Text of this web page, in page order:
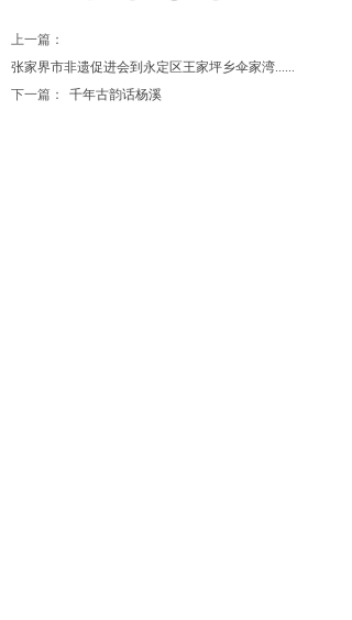
上一篇：
张家界市非遗促进会到永定区王家坪乡伞家湾......
下一篇：
千年古韵话杨溪